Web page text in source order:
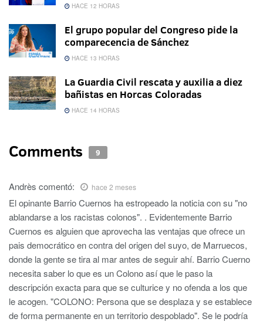
HACE 12 HORAS
El grupo popular del Congreso pide la
comparecencia de Sánchez
HACE 13 HORAS
La Guardia Civil rescata y auxilia a diez
bañistas en Horcas Coloradas
HACE 14 HORAS
Comments 9
Andrès comentó: hace 2 meses
El opinante Barrio Cuernos ha estropeado la noticia con su "no
ablandarse a los racistas colonos". . Evidentemente Barrio
Cuernos es alguien que aprovecha las ventajas que ofrece un
pais democrático en contra del origen del suyo, de Marruecos,
donde la gente se tira al mar antes de seguir ahí. Barrio Cuerno
necesita saber lo que es un Colono así que le paso la
descripción exacta para que se culturice y no ofenda a los que
le acogen. "COLONO: Persona que se desplaza y se establece
de forma permanente en un territorio despoblado". Se le podría